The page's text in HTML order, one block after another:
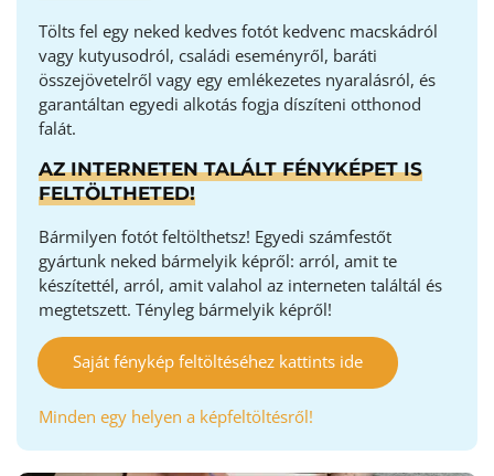
Tölts fel egy neked kedves fotót kedvenc macskádról
vagy kutyusodról, családi eseményről, baráti
összejövetelről vagy egy emlékezetes nyaralásról, és
garantáltan egyedi alkotás fogja díszíteni otthonod
falát.
AZ INTERNETEN TALÁLT FÉNYKÉPET IS
FELTÖLTHETED!
Bármilyen fotót feltölthetsz! Egyedi számfestőt
gyártunk neked bármelyik képről: arról, amit te
készítettél, arról, amit valahol az interneten találtál és
megtetszett. Tényleg bármelyik képről!
Saját fénykép feltöltéséhez kattints ide
Minden egy helyen a képfeltöltésről!